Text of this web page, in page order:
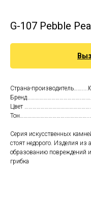
G-107 Pebble
Страна-
Цвет
Серия искусственных
стоят недорого. Изделия
образованию повреждений
грибка